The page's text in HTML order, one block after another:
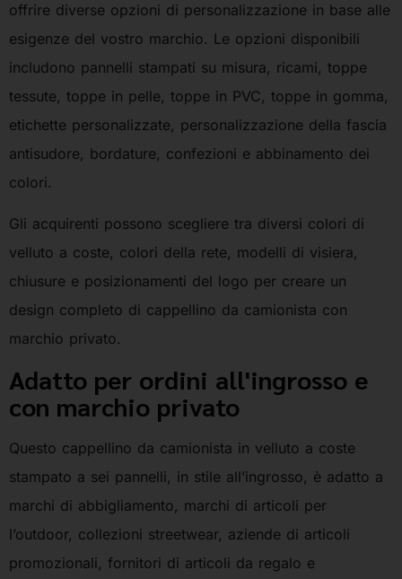
offrire diverse opzioni di personalizzazione in base alle
esigenze del vostro marchio. Le opzioni disponibili
includono pannelli stampati su misura, ricami, toppe
tessute, toppe in pelle, toppe in PVC, toppe in gomma,
etichette personalizzate, personalizzazione della fascia
antisudore, bordature, confezioni e abbinamento dei
colori.
Gli acquirenti possono scegliere tra diversi colori di
velluto a coste, colori della rete, modelli di visiera,
chiusure e posizionamenti del logo per creare un
design completo di cappellino da camionista con
marchio privato.
Adatto per ordini all'ingrosso e
con marchio privato
Questo cappellino da camionista in velluto a coste
stampato a sei pannelli, in stile all’ingrosso, è adatto a
marchi di abbigliamento, marchi di articoli per
l’outdoor, collezioni streetwear, aziende di articoli
promozionali, fornitori di articoli da regalo e